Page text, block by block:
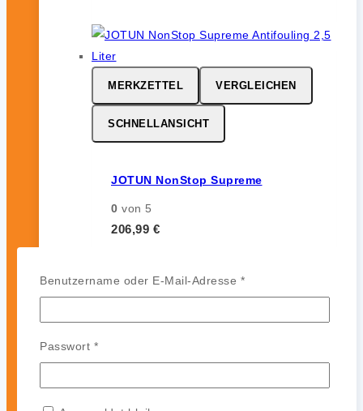
MERKZETTEL VERGLEICHEN
SCHNELLANSICHT
JOTUN NonStop Supreme
0 von 5
206,99 €
Benutzername oder E-Mail-Adresse *Erforderlich
Passwort *Erforderlich